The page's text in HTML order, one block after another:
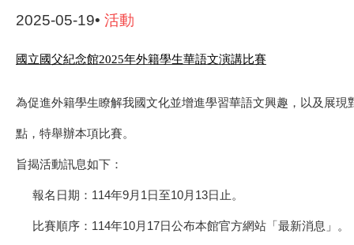
2025-05-19• 活動
國立國父紀念館2025年外籍學生華語文演講比賽
為促進外籍學生瞭解我國文化並增進學習華語文興趣，以及展現
點，特舉辦本項比賽。
旨揭活動訊息如下：
報名日期：114年9月1日至10月13日止。
比賽順序：114年10月17日公布本館官方網站「最新消息」。